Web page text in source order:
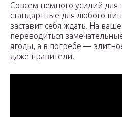
Совсем немного усилий для
стандартные для любого
заставит себя ждать. На
переводиться
ягоды, а в погребе —
даже правители.